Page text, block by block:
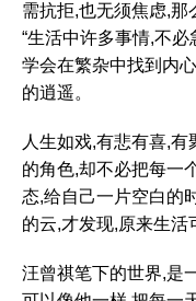
需抗拒,也无须焦虑,那
“生活中许多事情,不
学会在繁杂中找到内
的逍遥。
人生如戏,有悲有喜,
的角色,却不必把每一
态,给自己一片空白的
的云,才发现,原来生活
汪曾祺笔下的世界,是